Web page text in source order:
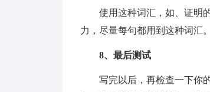
使用这种词汇，如、证明
力，尽量每句都用到这种词汇。
8、最后测试
写完以后，再检查一下你